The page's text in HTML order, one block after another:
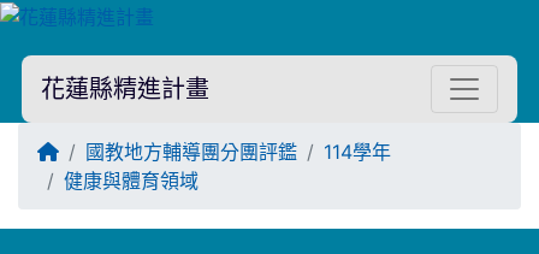
花蓮縣精進計畫
回首頁國教地方輔導團分團評鑑
114學年
健康與體育領域